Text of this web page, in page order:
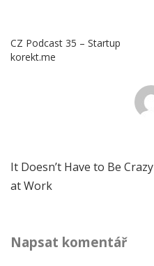
CZ Podcast 35 – Startup
korekt.me
Navigace
It Doesn’t Have to Be Crazy
at Work
Napsat komentář